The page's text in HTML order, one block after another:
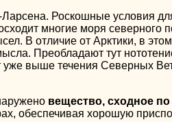
Роскошные условия
многие моря северного
В отличие от Арктики, в
Преобладают тут
уже выше течения Северных
вещество, сходное
обеспечивая хорошую